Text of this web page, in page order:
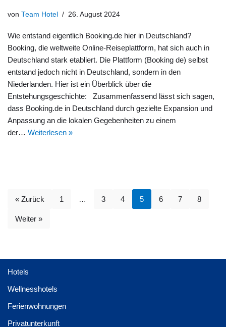
von Team Hotel 26. August 2024
Wie entstand eigentlich Booking.de hier in Deutschland?
Booking, die weltweite Online-Reiseplattform, hat sich auch in
Deutschland stark etabliert. Die Plattform (Booking de) selbst
entstand jedoch nicht in Deutschland, sondern in den
Niederlanden. Hier ist ein Überblick über die
Entstehungsgeschichte: Zusammenfassend lässt sich sagen,
dass Booking.de in Deutschland durch gezielte Expansion und
Anpassung an die lokalen Gegebenheiten zu einem
der… Weiterlesen »
« Zurück 1 … 3 4 5 6 7 8
Weiter »
Hotels
Wellnesshotels
Ferienwohnungen
Privatunterkunft